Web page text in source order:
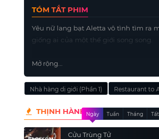
TÓM TẮT PHIM
Yêu nữ lang bạt Aletta vô tình tìm ra
giống ai của một thế giới song song.
Mở rộng...
Nhà hàng dị giới (Phần 1) Restaurant to
THỊNH HÀNH Ngày Tuần Tháng
Cửu Trùng Tử